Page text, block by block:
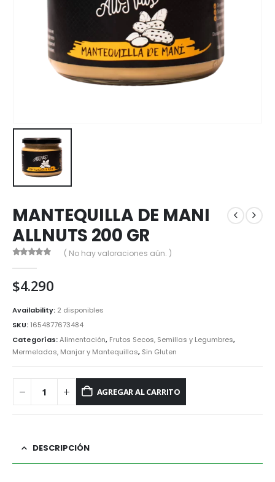
MANTEQUILLA DE MANI
ALLNUTS 200 GR
( No hay valoraciones aún. )
$4.290
Availability: 2 disponibles
SKU: 1654877673484
Categorías:Alimentación, Frutos Secos, Semillas y Legumbres,
Mermeladas, Manjar y Mantequillas, Sin Gluten
AGREGAR AL CARRITO
DESCRIPCIÓN